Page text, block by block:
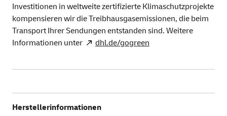
Investitionen in weltweite zertifizierte Klimaschutzprojekte
kompensieren wir die Treibhausgasemissionen, die beim
Transport Ihrer Sendungen entstanden sind. Weitere
Informationen unter
dhl.de/gogreen
Herstellerinformationen